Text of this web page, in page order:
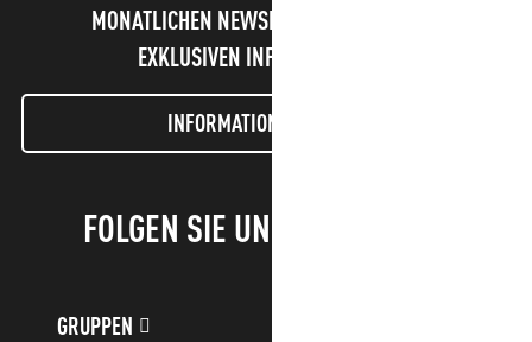
MONATLICHEN NEWSLETTER UND UNSERE
EXKLUSIVEN INFORMATIONEN!
INFORMATIONEN LETTER
FOLGEN SIE UNS!
GRUPPEN